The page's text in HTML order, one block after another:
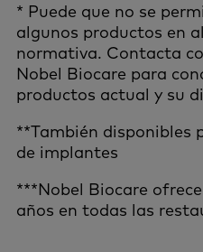
* Puede que no se
algunos productos en
normativa. Contacta
Nobel Biocare para
productos actual y su
**También
de implantes
***Nobel Biocare
años en todas las